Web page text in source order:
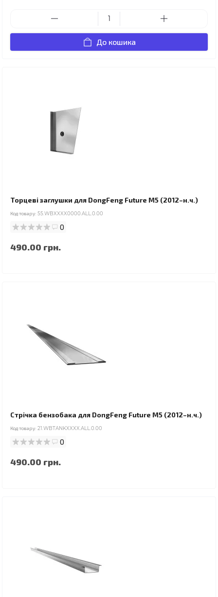
До кошика
Торцеві заглушки для DongFeng Future M5 (2012–н.ч.)
Код товару: 55.WBXXXX0000.ALL.0.00
0
490.00 грн.
Стрічка бензобака для DongFeng Future M5 (2012–н.ч.)
Код товару: 21.WBTANKXXXX.ALL.0.00
0
490.00 грн.